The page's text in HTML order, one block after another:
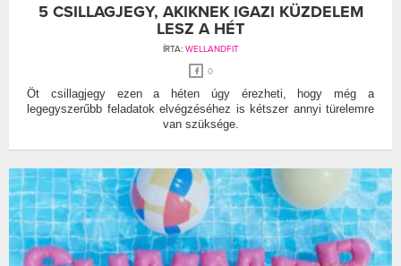
5 CSILLAGJEGY, AKIKNEK IGAZI KÜZDELEM
LESZ A HÉT
ÍRTA: WELLANDFIT
0
Öt csillagjegy ezen a héten úgy érezheti, hogy még a
legegyszerűbb feladatok elvégzéséhez is kétszer annyi türelemre
van szüksége.